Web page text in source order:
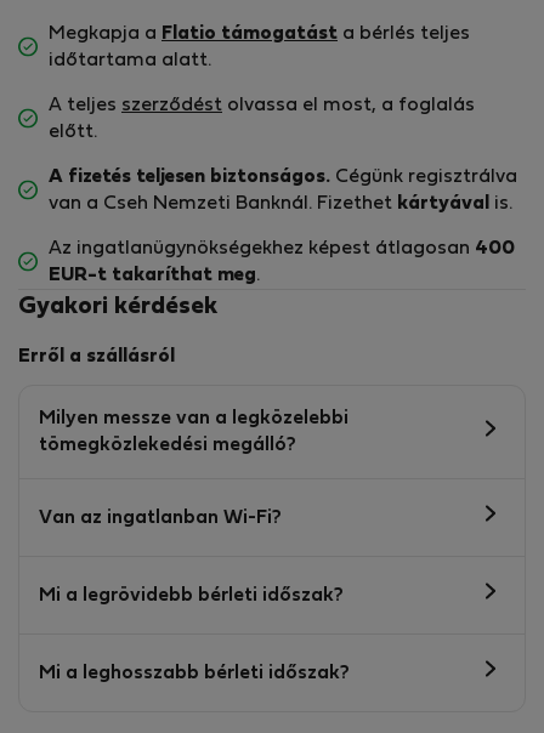
Megkapja a Flatio támogatást a bérlés teljes
időtartama alatt.
A teljes szerződést olvassa el most, a foglalás
előtt.
A fizetés teljesen biztonságos. Cégünk regisztrálva
van a Cseh Nemzeti Banknál. Fizethet kártyával is.
Az ingatlanügynökségekhez képest átlagosan 400
EUR-t takaríthat meg.
Gyakori kérdések
Erről a szállásról
Milyen messze van a legközelebbi
tömegközlekedési megálló?
Van az ingatlanban Wi-Fi?
Mi a legrövidebb bérleti időszak?
Mi a leghosszabb bérleti időszak?